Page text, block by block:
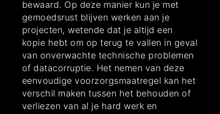
bewaard. Op deze manier kun je met
gemoedsrust blijven werken aan je
projecten, wetende dat je altijd een
kopie hebt om op terug te vallen in geval
van onverwachte technische problemen
of datacorruptie. Het nemen van deze
eenvoudige voorzorgsmaatregel kan het
verschil maken tussen het behouden of
verliezen van al je hard werk en